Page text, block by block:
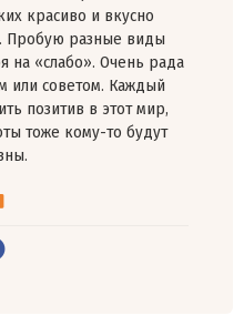
красиво и вкусно
Пробую разные виды
на «слабо». Очень рада
или советом. Каждый
позитив в этот мир,
тоже кому-то будут